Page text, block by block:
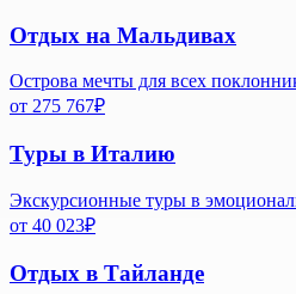
Отдых на Мальдивах
Острова мечты для всех
от 275 767₽
Туры в Италию
Экскурсионные туры в
от 40 023₽
Отдых в Тайланде